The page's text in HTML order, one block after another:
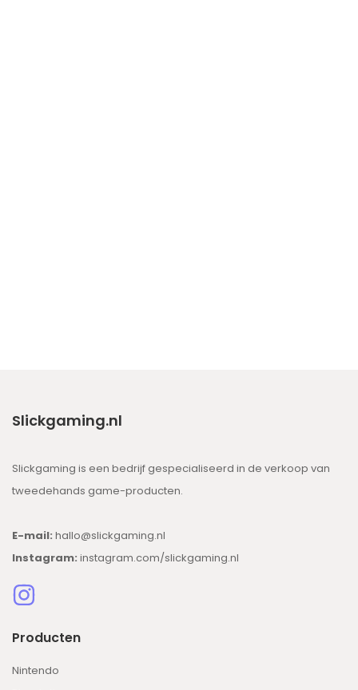
Slickgaming.nl
Slickgaming is een bedrijf gespecialiseerd in de verkoop van
tweedehands game-producten.
E-mail: hallo@slickgaming.nl
Instagram: instagram.com/slickgaming.nl
Producten
Nintendo